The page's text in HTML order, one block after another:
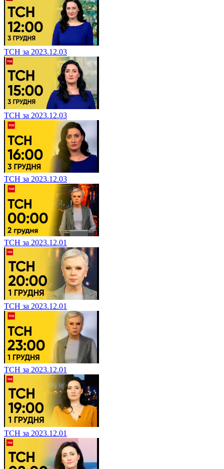
ТСН за 2023.12.03
ТСН за 2023.12.03
ТСН за 2023.12.03
ТСН за 2023.12.01
ТСН за 2023.12.01
ТСН за 2023.12.01
ТСН за 2023.12.01